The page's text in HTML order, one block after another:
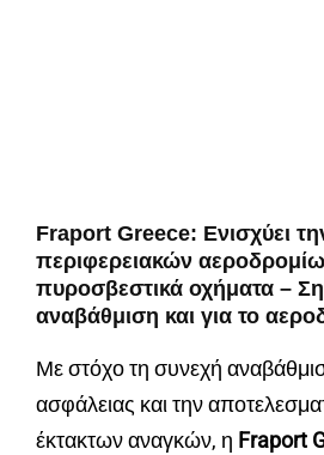
Fraport Greece: Ενισχύει
περιφερειακών
πυροσβεστικά οχήματα –
αναβάθμιση και για το
Με στόχο τη συνεχή
ασφάλειας και την
έκτακτων αναγκών, η Fraport